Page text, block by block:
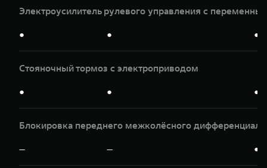
WEY 80
от 6 449 000 ₽
WEY 80
от 8 099
Электроусилитель рулевого управления с
● ● ●
Стояночный тормоз с электроприводом
● ● ●
Блокировка переднего межколёсного дифференциала
— — ●